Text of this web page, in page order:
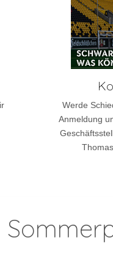
Werde
Anmeldung